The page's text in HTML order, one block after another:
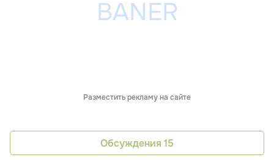
Разместить рекламу на сайте
Обсуждения 15